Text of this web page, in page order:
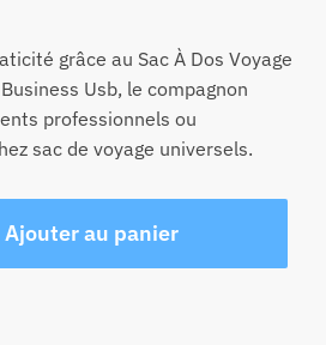
grâce au Sac À Dos Voyage
Usb, le compagnon
professionnels ou
sac de voyage universels.
Ajouter au panier